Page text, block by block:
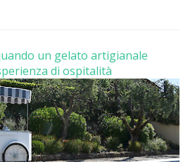
un gelato artigianale
di ospitalità